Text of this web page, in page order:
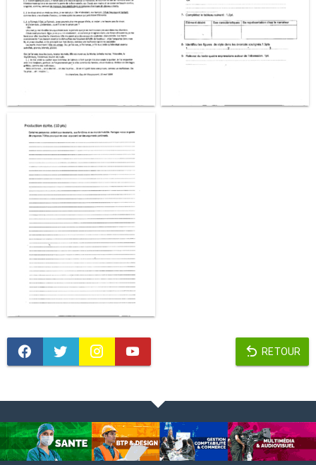
RETOUR